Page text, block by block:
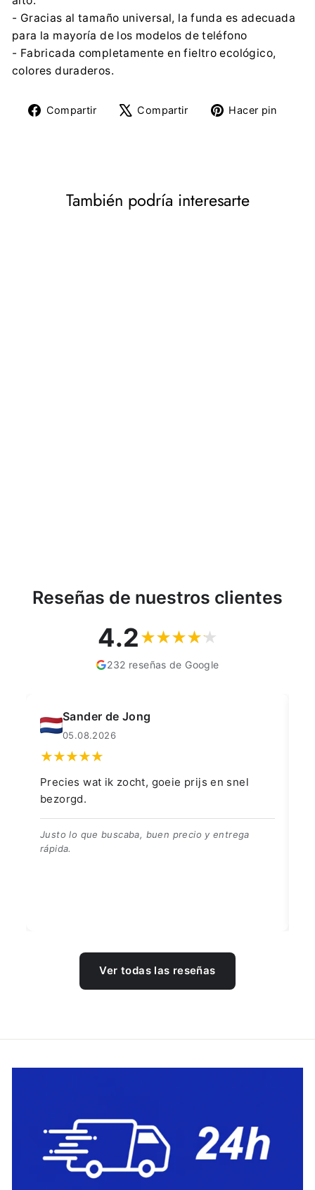
- Gracias al tamaño universal, la funda es adecuada
para la mayoría de los modelos de teléfono
- Fabricada completamente en fieltro ecológico,
colores duraderos.
Compartir
CompartirCompartir
TuitearHacer pin
También podría interesarte
Reseñas de nuestros clientes
4.2
232 reseñas de Google
en snel
y entrega
Muahmmet Karadag
👍👍👍👌
👍👍👍👌
Ver todas las reseñas